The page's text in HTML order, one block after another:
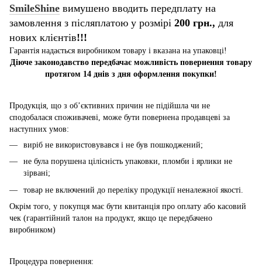
SmileShine вимушено вводить передплату на
замовлення з післяплатою у розмірі 200 грн., для
нових клієнтів!!!
Гарантія надається виробником товару і вказана на упаковці!
Діюче законодавство передбачає можливість повернення товару
протягом 14 днів з дня оформлення покупки!
Продукція, що з об’єктивних причин не підійшла чи не
сподобалася споживачеві, може бути повернена продавцеві за
наступних умов:
виріб не використовувався і не був пошкоджений;
не була порушена цілісність упаковки, пломби і ярлики не
зірвані;
товар не включений до переліку продукції неналежної якості.
Окрім того, у покупця має бути квитанція про оплату або касовий
чек (гарантійний талон на продукт, якщо це передбачено
виробником)
Процедура повернення: